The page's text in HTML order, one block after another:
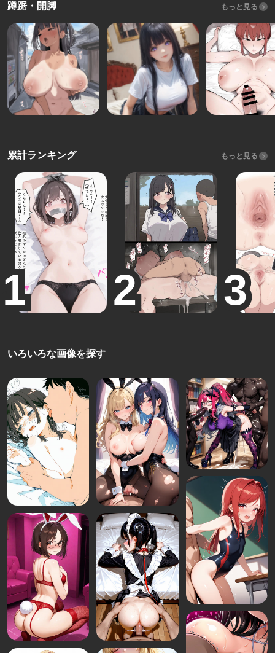
蹲踞・開脚 もっと見る
累計ランキング もっと見る
いろいろな画像を探す